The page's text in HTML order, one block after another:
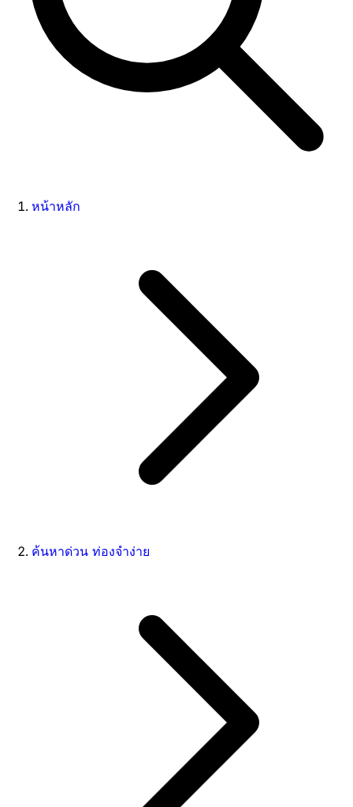
หน้าหลัก
ค้นหาด่วน ท่องจำง่าย